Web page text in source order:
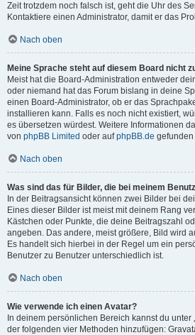
Zeit trotzdem noch falsch ist, geht die Uhr des
Kontaktiere einen Administrator, damit er das
Nach oben
Meine Sprache steht auf diesem Board nicht
Meist hat die Board-Administration entweder
oder niemand hat das Forum bislang in deine
einen Board-Administrator, ob er das
installieren kann. Falls es noch nicht existiert,
es übersetzen würdest. Weitere Informationen
von phpBB Limited oder aufphpBB.de
Nach oben
Was sind das für Bilder, die bei meinem
In der Beitragsansicht können zwei Bilder bei
Eines dieser Bilder ist meist mit deinem Rang
Kästchen oder Punkte, die deine Beitragszahl
angeben. Das andere, meist größere, Bild wird
Es handelt sich hierbei in der Regel um ein
Benutzer zu Benutzer unterschiedlich ist.
Nach oben
Wie verwende ich einen Avatar?
In deinem persönlichen Bereich kannst du unter
der folgenden vier Methoden hinzufügen: